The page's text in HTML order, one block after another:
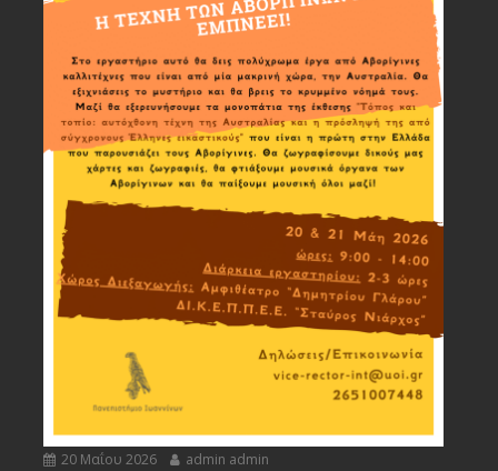
20 Μαΐου 2026 admin admin